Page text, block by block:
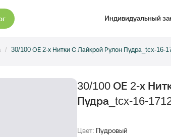
Индивидуальный
30/100 ОЕ 2-х Нитки С Лайкрой Рулон Пудра_tcx-16-
30/100 ОЕ 2-х
Пудра_tcx-16-
Цвет: Пудровый